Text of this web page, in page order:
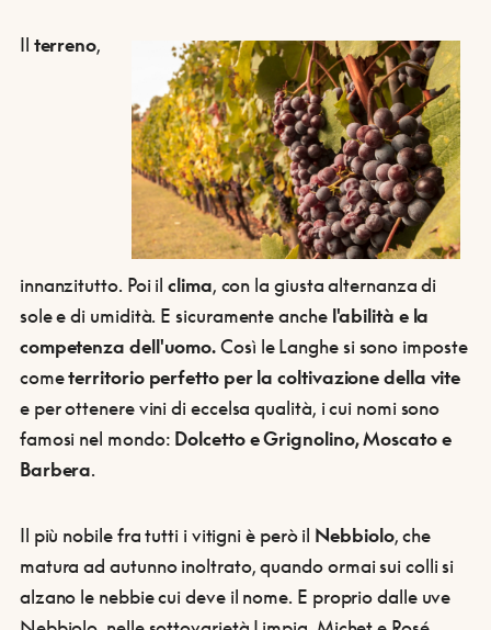
Il terreno,
innanzitutto. Poi ilclima, con la giusta alternanza di
sole e di umidità. E sicuramente anche l'abilità e la
competenza dell'uomo.Così le Langhe si sono imposte
cometerritorio perfetto per la coltivazione della vite
e per ottenere vini di eccelsa qualità, i cui nomi sono
famosi nel mondo: Dolcetto e Grignolino, Moscato e
Barbera.
Il più nobile fra tutti i vitigni è però il Nebbiolo, che
matura ad autunno inoltrato, quando ormai sui colli si
alzano le nebbie cui deve il nome. E proprio dalle uve